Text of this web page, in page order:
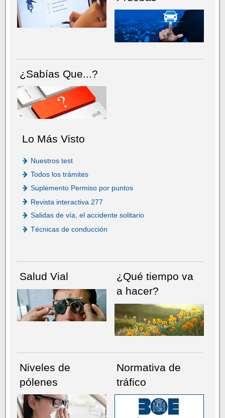
¿Sabías Que...?
Lo Más Visto
Nuestros test
Todos los trámites
Suplemento Permiso por puntos
Revista interactiva 277
Salidas de vía, el accidente solitario
Técnicas de conducción
Salud Vial
¿Qué tiempo va
a hacer?
Niveles de
pólenes
Normativa de
tráfico